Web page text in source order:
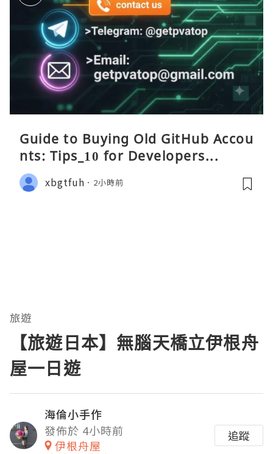
Guide to Buying Old GitHub Accou
nts: Tips_10 for Developers...
xbgtfuh 2小時前
旅遊
【旅遊日本】無腦天橋立伊根舟
屋一日遊
海倫小手作
發佈於 4小時前
伊根舟屋
追蹤